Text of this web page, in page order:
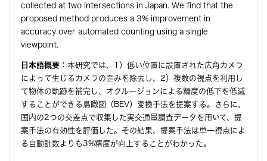
collected at two intersections in Japan. We find that the
proposed method produces a 3% improvement in
accuracy over automated counting using a single
viewpoint.
日本語概要： 本研究では、1）低い位置に設置された広角カメラ
によって生じるカメラの歪みを除去し、2）複数の視点を利用し
て物体の軌跡を補完し、オクルージョンによる精度の低下を低減
することができる鳥瞰図（BEV）変換手法を提案する。さらに、
国内の2つの交差点で収集した実交通量調査データを用いて、提
案手法の有効性を評価した。その結果、提案手法は単一視点によ
る自動計数よりも3%精度が向上することがわかった。